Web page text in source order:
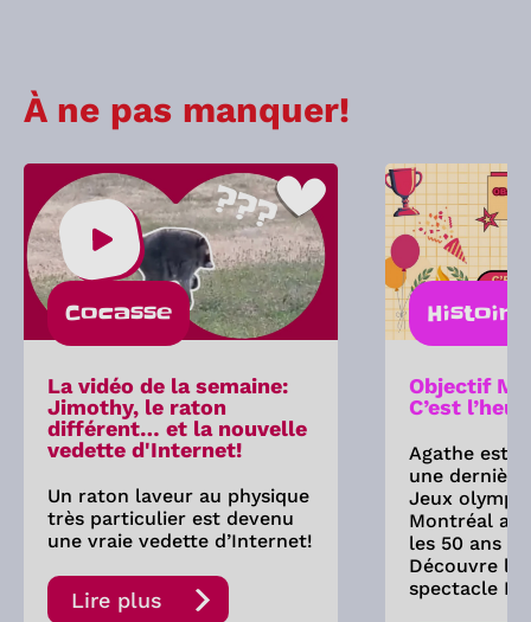
À ne pas manquer!
Cocasse
La vidéo de la semaine:
Jimothy, le raton
différent… et la nouvelle
vedette d'Internet!
Un raton laveur au physique
très particulier est devenu
une vraie vedette d’Internet!
Lire plus
Histoire
Objectif
C’est
Agathe est
une
Jeux
Montréal a-
les 50 ans
Découvre
spectacle